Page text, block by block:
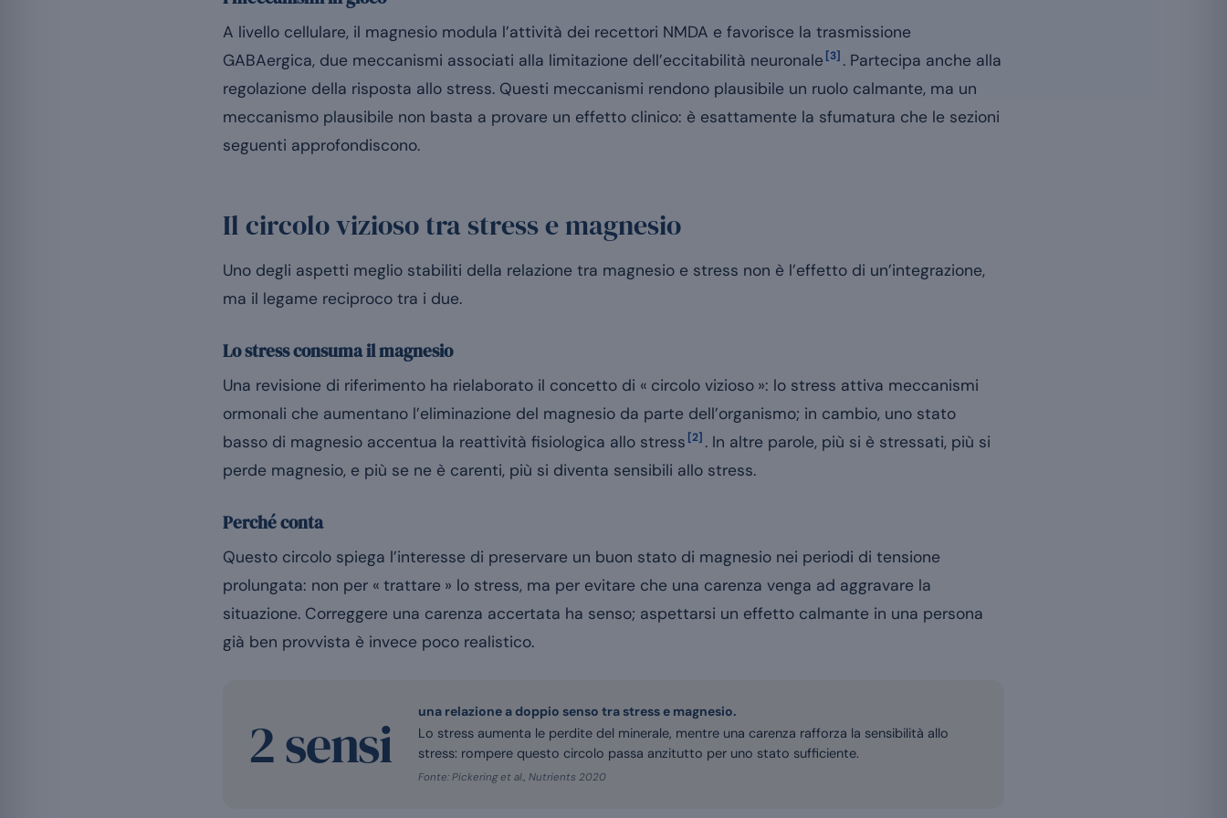
A livello cellulare, il magnesio modula l’attività dei recettori NMDA e favorisce la trasmissione
GABAergica, due meccanismi associati alla limitazione dell’eccitabilità neuronale [3] . Partecipa anche alla
regolazione della risposta allo stress. Questi meccanismi rendono plausibile un ruolo calmante, ma un
meccanismo plausibile non basta a provare un effetto clinico: è esattamente la sfumatura che le sezioni
seguenti approfondiscono.
Il circolo vizioso tra stress e magnesio
Uno degli aspetti meglio stabiliti della relazione tra magnesio e stress non è l’effetto di un’integrazione,
ma il legame reciproco tra i due.
Lo stress consuma il magnesio
Una revisione di riferimento ha rielaborato il concetto di « circolo vizioso »: lo stress attiva meccanismi
ormonali che aumentano l’eliminazione del magnesio da parte dell’organismo; in cambio, uno stato
basso di magnesio accentua la reattività fisiologica allo stress [2] . In altre parole, più si è stressati, più si
perde magnesio, e più se ne è carenti, più si diventa sensibili allo stress.
Perché conta
Questo circolo spiega l’interesse di preservare un buon stato di magnesio nei periodi di tensione
prolungata: non per « trattare » lo stress, ma per evitare che una carenza venga ad aggravare la
situazione. Correggere una carenza accertata ha senso; aspettarsi un effetto calmante in una persona
già ben provvista è invece poco realistico.
2 sensi
una relazione a doppio senso tra stress e magnesio.
Lo stress aumenta le perdite del minerale, mentre una carenza rafforza la sensibilità allo
stress: rompere questo circolo passa anzitutto per uno stato sufficiente.
Fonte: Pickering et al., Nutrients 2020